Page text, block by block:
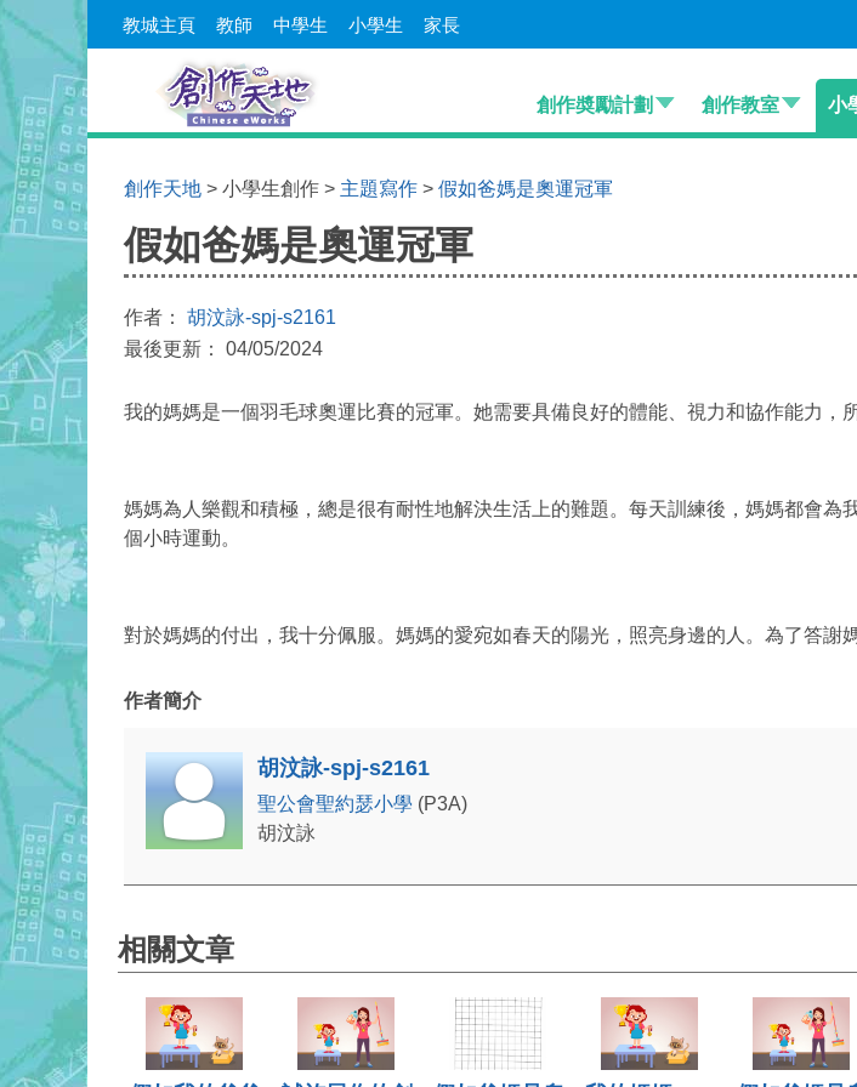
教城主頁 教師 中學生 小學生 家長
創作奬勵計劃 創作教室 小
創作天地 > 小學生創作 > 主題寫作 > 假如爸媽是奧運冠軍
假如爸媽是奧運冠軍
作者： 胡汶詠-spj-s2161
最後更新： 04/05/2024
我的媽媽是一個羽毛球奧運比賽的冠軍。她需要具備良好的體能、視力和協作能力，
媽媽為人樂觀和積極，總是很有耐性地解決生活上的難題。每天訓練後，媽媽都會
個小時運動。
對於媽媽的付出，我十分佩服。媽媽的愛宛如春天的陽光，照亮身邊的人。為了答謝
作者簡介
胡汶詠-spj-s2161
聖公會聖約瑟小學 (P3A)
胡汶詠
相關文章